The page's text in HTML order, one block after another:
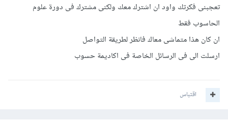
تعجبنى فكرتك واود ان اشترك معك ولكنى مشترك فى دورة علوم
الحاسوب فقط
ان كان هذا متماشى معاك فانظر لطريقة التواصل
ارسلت الى فى الرسائل الخاصة فى اكاديمة حسوب
اقتباس